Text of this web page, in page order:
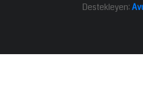
Destekleyen: